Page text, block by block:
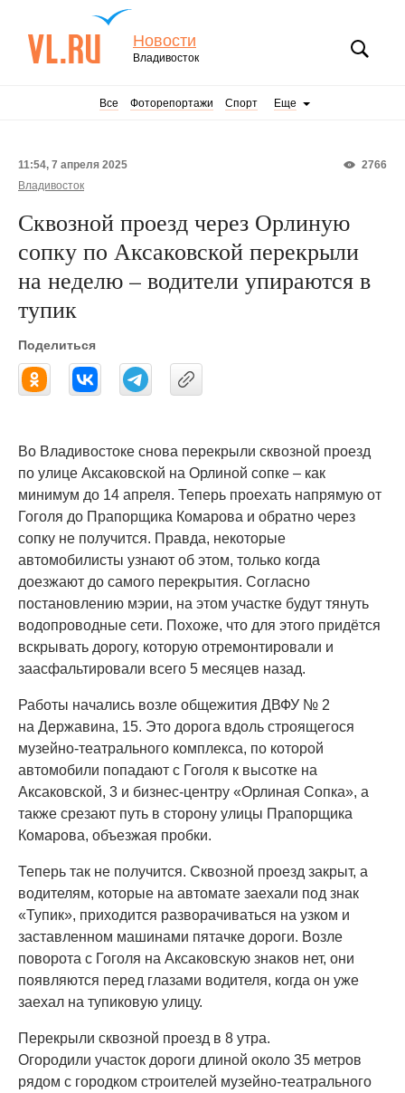
Новости
Владивосток
Все Фоторепортажи Спорт Еще
2766
11:54, 7 апреля 2025
Владивосток
Сквозной проезд через Орлиную
сопку по Аксаковской перекрыли
на неделю – водители упираются в
тупик
Поделиться
Во Владивостоке снова перекрыли сквозной проезд
по улице Аксаковской на Орлиной сопке – как
минимум до 14 апреля. Теперь проехать напрямую от
Гоголя до Прапорщика Комарова и обратно через
сопку не получится. Правда, некоторые
автомобилисты узнают об этом, только когда
доезжают до самого перекрытия. Согласно
постановлению мэрии, на этом участке будут тянуть
водопроводные сети. Похоже, что для этого придётся
вскрывать дорогу, которую отремонтировали и
заасфальтировали всего 5 месяцев назад.
Работы начались возле общежития ДВФУ № 2
на Державина, 15. Это дорога вдоль строящегося
музейно-театрального комплекса, по которой
автомобили попадают с Гоголя к высотке на
Аксаковской, 3 и бизнес-центру «Орлиная Сопка», а
также срезают путь в сторону улицы Прапорщика
Комарова, объезжая пробки.
Теперь так не получится. Сквозной проезд закрыт, а
водителям, которые на автомате заехали под знак
«Тупик», приходится разворачиваться на узком и
заставленном машинами пятачке дороги. Возле
поворота с Гоголя на Аксаковскую знаков нет, они
появляются перед глазами водителя, когда он уже
заехал на тупиковую улицу.
Перекрыли сквозной проезд в 8 утра.
Огородили участок дороги длиной около 35 метров
рядом с городком строителей музейно-театрального